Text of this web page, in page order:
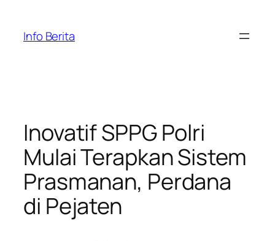
content
Info Berita
Inovatif SPPG Polri
Mulai Terapkan Sistem
Prasmanan, Perdana
di Pejaten